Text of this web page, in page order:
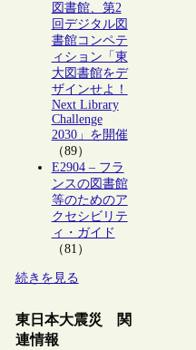
図書館、第2
回デジタル図
書館コンペテ
ィション「東
大図書館をデ
ザインせよ！
Next Library
Challenge
2030」を開催
（89）
E2904 – フラ
ンスの図書館
等のためのア
クセシビリテ
ィ・ガイド
（81）
続きを見る
東日本大震災 関
連情報